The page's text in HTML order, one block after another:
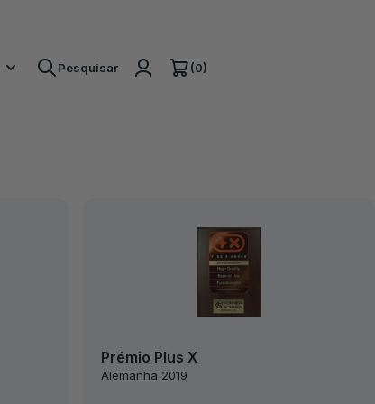
Pesquisar (0)
Prémio Plus X
Alemanha 2019